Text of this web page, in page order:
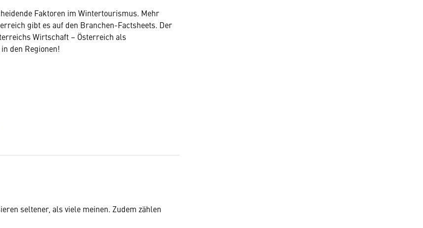
Faktoren im Wintertourismus. Mehr
gibt es auf den Branchen-Factsheets. Der
Wirtschaft – Österreich als
den Regionen!
seltener, als viele meinen. Zudem zählen